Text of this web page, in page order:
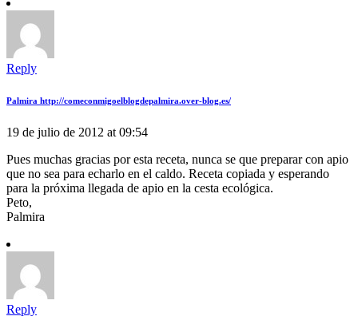
Reply
Palmira http://comeconmigoelblogdepalmira.over-blog.es/
19 de julio de 2012 at 09:54
Pues muchas gracias por esta receta, nunca se que preparar con apio
que no sea para echarlo en el caldo. Receta copiada y esperando
para la próxima llegada de apio en la cesta ecológica.
Peto,
Palmira
Reply